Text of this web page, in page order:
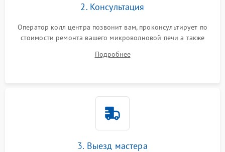
2. Консультация
Оператор колл центра позвонит вам, проконсультирует по
стоимости ремонта вашего микроволновой печи а также
Подробнее
3. Выезд мастера